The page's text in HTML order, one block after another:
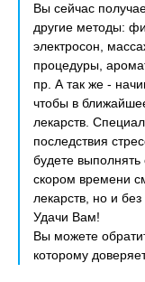
Вы сейчас
другие методы:
электросон,
процедуры,
пр. А так же -
чтобы в
лекарств.
последствия
будете
скором времени
лекарств, но и
Удачи Вам!
Вы можете
которому